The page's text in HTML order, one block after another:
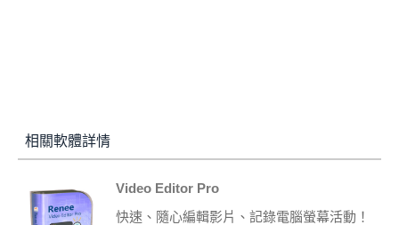
相關軟體詳情
Video Editor Pro
快速、隨心編輯影片、記錄電腦螢幕活動！